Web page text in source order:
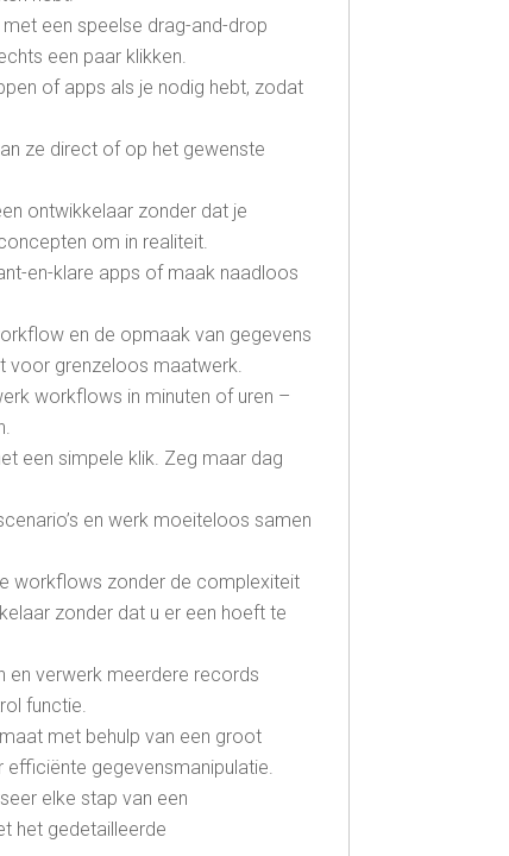
een speelse drag-and-drop
een paar klikken.
of apps als je nodig hebt, zodat
ze direct of op het gewenste
ontwikkelaar zonder dat je
om in realiteit.
en-klare apps of maak naadloos
en de opmaak van gegevens
voor grenzeloos maatwerk.
workflows in minuten of uren –
een simpele klik. Zeg maar dag
en werk moeiteloos samen
workflows zonder de complexiteit
zonder dat u er een hoeft te
en verwerk meerdere records
functie.
met behulp van een groot
gegevensmanipulatie.
elke stap van een
het gedetailleerde